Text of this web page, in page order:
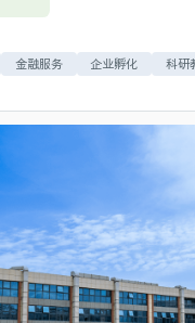
金融服务 企业孵化 科研